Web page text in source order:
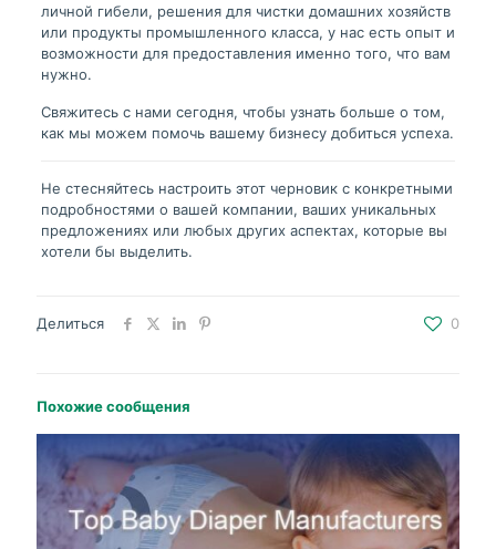
личной гибели, решения для чистки домашних хозяйств
или продукты промышленного класса, у нас есть опыт и
возможности для предоставления именно того, что вам
нужно.
Свяжитесь с нами сегодня, чтобы узнать больше о том,
как мы можем помочь вашему бизнесу добиться успеха.
Не стесняйтесь настроить этот черновик с конкретными
подробностями о вашей компании, ваших уникальных
предложениях или любых других аспектах, которые вы
хотели бы выделить.
Делиться 0
Похожие сообщения